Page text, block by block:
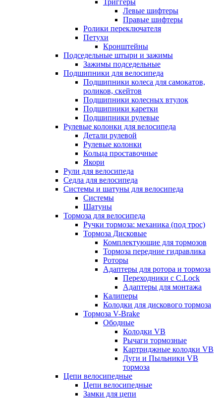
Левые шифтеры
Правые шифтеры
Ролики переключателя
Петухи
Кронштейны
Подседельные штыри и зажимы
Зажимы подседельные
Подшипники для велосипеда
Подшипники колеса для самокатов,
роликов, скейтов
Подшипники колесных втулок
Подшипники каретки
Подшипники рулевые
Рулевые колонки для велосипеда
Детали рулевой
Рулевые колонки
Кольца проставочные
Якори
Рули для велосипеда
Седла для велосипеда
Системы и шатуны для велосипеда
Системы
Шатуны
Тормоза для велосипеда
Ручки тормоза: механика (под трос)
Тормоза Дисковые
Комплектующие для тормозов
Тормоза передние гидравлика
Роторы
Адаптеры для ротора и тормоза
Переходники с C.Lock
Адаптеры для монтажа
Калиперы
Колодки для дискового тормоза
Тормоза V-Brake
Ободные
Колодки VB
Рычаги тормозные
Картриджные колодки VB
Дуги и Пыльники VB
тормоза
Цепи велосипедные
Цепи велосипедные
Замки для цепи